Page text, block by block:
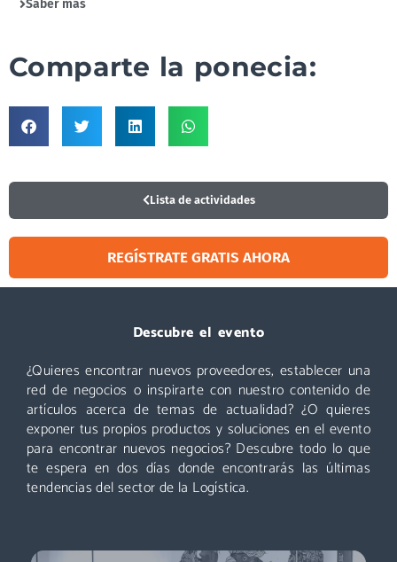
Saber más
Comparte la ponecia:
Lista de actividades
REGÍSTRATE GRATIS AHORA
Descubre el evento
¿Quieres encontrar nuevos proveedores, establecer una
red de negocios o inspirarte con nuestro contenido de
artículos acerca de temas de actualidad? ¿O quieres
exponer tus propios productos y soluciones en el evento
para encontrar nuevos negocios? Descubre todo lo que
te espera en dos días donde encontrarás las últimas
tendencias del sector de la Logística.
Visitar
Un evento que no puedes perderte: miles de profesionales
acuden cada año a Logistics & Automation, no te quedes
fuera. ¡Conoce nuevos proveedores, descubre todas las áreas
y asiste a las mejores conferencias!
Descubre más